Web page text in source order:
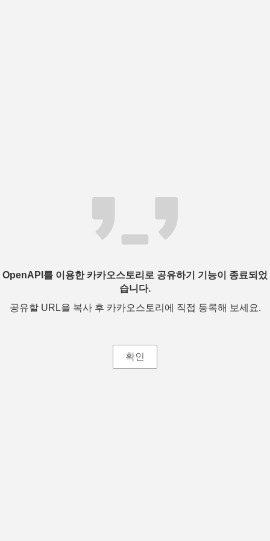
OpenAPI를 이용한 카카오스토리로 공유하기 기능이 종료되었
습니다.
공유할 URL을 복사 후 카카오스토리에 직접 등록해 보세요.
확인